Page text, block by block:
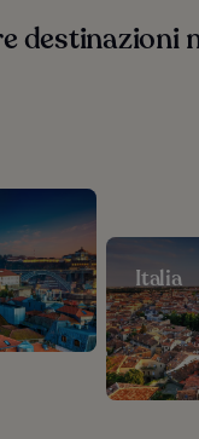
destinazioni
Italia